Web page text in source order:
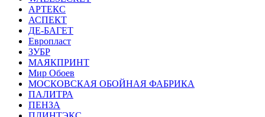
АРТЕКС
АСПЕКТ
ДЕ-БАГЕТ
Европласт
ЗУБР
МАЯКПРИНТ
Мир Обоев
МОСКОВСКАЯ ОБОЙНАЯ ФАБРИКА
ПАЛИТРА
ПЕНЗА